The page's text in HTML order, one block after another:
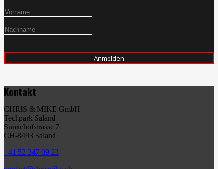
Kontakt
CHRIS & MIKE GmbH
Techpark Saland
Sunnehofstrasse 7
CH-8493 Saland
+41 52 347 09 23